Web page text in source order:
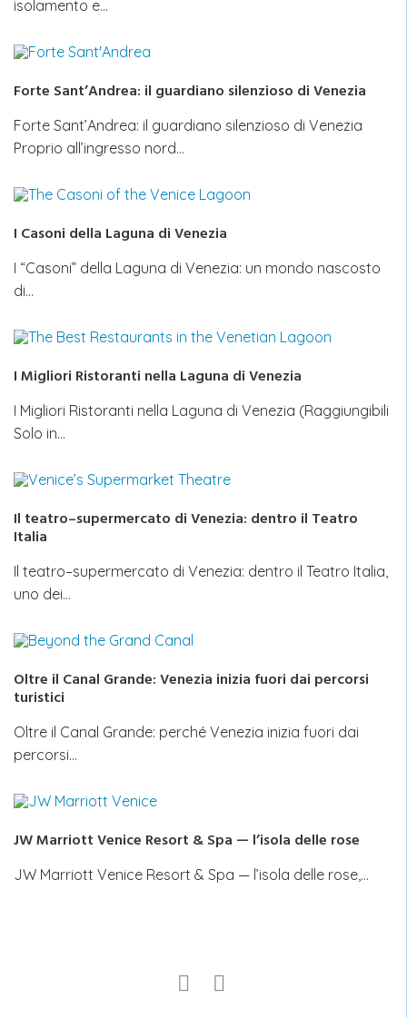
isolamento e…
Forte Sant’Andrea: il guardiano silenzioso di Venezia
Forte Sant’Andrea: il guardiano silenzioso di Venezia
Proprio all’ingresso nord…
I Casoni della Laguna di Venezia
I “Casoni” della Laguna di Venezia: un mondo nascosto
di…
I Migliori Ristoranti nella Laguna di Venezia
I Migliori Ristoranti nella Laguna di Venezia (Raggiungibili
Solo in…
Il teatro–supermercato di Venezia: dentro il Teatro
Italia
Il teatro–supermercato di Venezia: dentro il Teatro Italia,
uno dei…
Oltre il Canal Grande: Venezia inizia fuori dai percorsi
turistici
Oltre il Canal Grande: perché Venezia inizia fuori dai
percorsi…
JW Marriott Venice Resort & Spa — l’isola delle rose
JW Marriott Venice Resort & Spa — l’isola delle rose,…